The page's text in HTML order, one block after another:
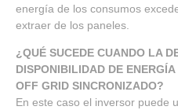
energía de los consumos
extraer de los paneles.
¿QUÉ SUCEDE CUANDO LA
DISPONIBILIDAD DE
OFF GRID SINCRONIZADO?
En este caso el inversor puede